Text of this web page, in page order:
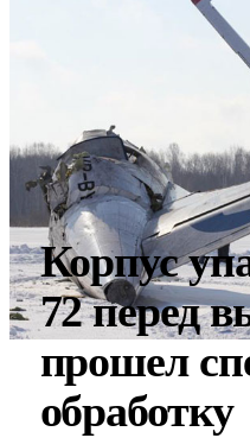
Корпус
72 перед
прошел
обработку